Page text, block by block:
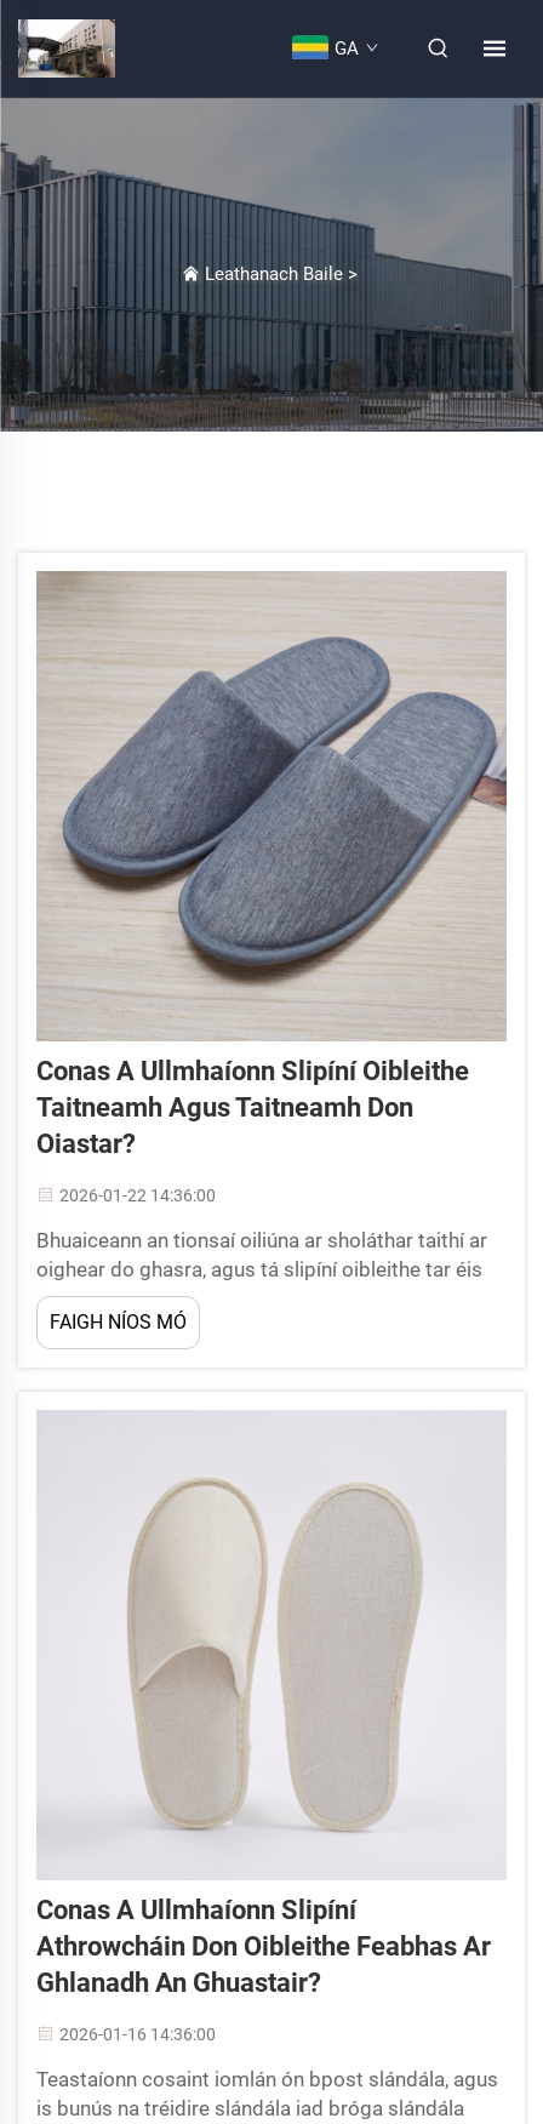
GA
Leathanach Baile>
Conas A Ullmhaíonn Slipíní Oibleithe
Taitneamh Agus Taitneamh Don
Oiastar?
2026-01-22 14:36:00
Bhuaiceann an tionsaí oiliúna ar sholáthar taithí ar
oighear do ghasra, agus tá slipíní oibleithe tar éis
éirí in asbhreithniú ríthábhachtach a dhéanann
tionchar suntasach ar thaitneamh lucht cuairte.
Soláthraíonn na míreanna simplí ach riachtanacha
FAIGH NÍOS MÓ
Conas A Ullmhaíonn Slipíní
Athrowcháin Don Oibleithe Feabhas Ar
Ghlanadh An Ghuastair?
2026-01-16 14:36:00
Teastaíonn cosaint iomlán ón bpost slándála, agus
is bunús na tréidire slándála iad bróga slándála